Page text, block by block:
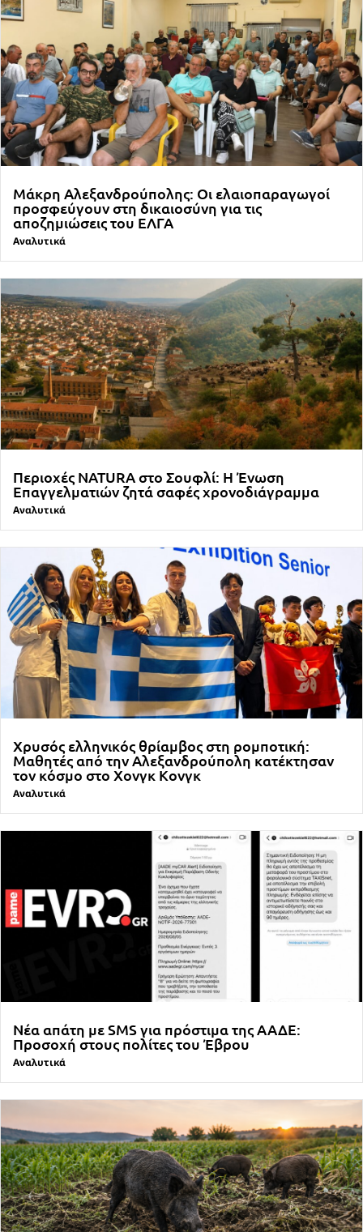
Μάκρη Αλεξανδρούπολης: Οι ελαιοπαραγωγοί
προσφεύγουν στη δικαιοσύνη για τις
αποζημιώσεις του ΕΛΓΑ
Αναλυτικά
Περιοχές NATURA στο Σουφλί: Η Ένωση
Επαγγελματιών ζητά σαφές χρονοδιάγραμμα
Αναλυτικά
Χρυσός ελληνικός θρίαμβος στη ρομποτική:
Μαθητές από την Αλεξανδρούπολη κατέκτησαν
τον κόσμο στο Χονγκ Κονγκ
Αναλυτικά
Νέα απάτη με SMS για πρόστιμα της ΑΑΔΕ:
Προσοχή στους πολίτες του Έβρου
Αναλυτικά